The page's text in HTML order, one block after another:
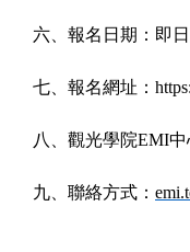
六、報名日期：即日
七、報名網址：
八、觀光學院EMI中
九、聯絡方式：